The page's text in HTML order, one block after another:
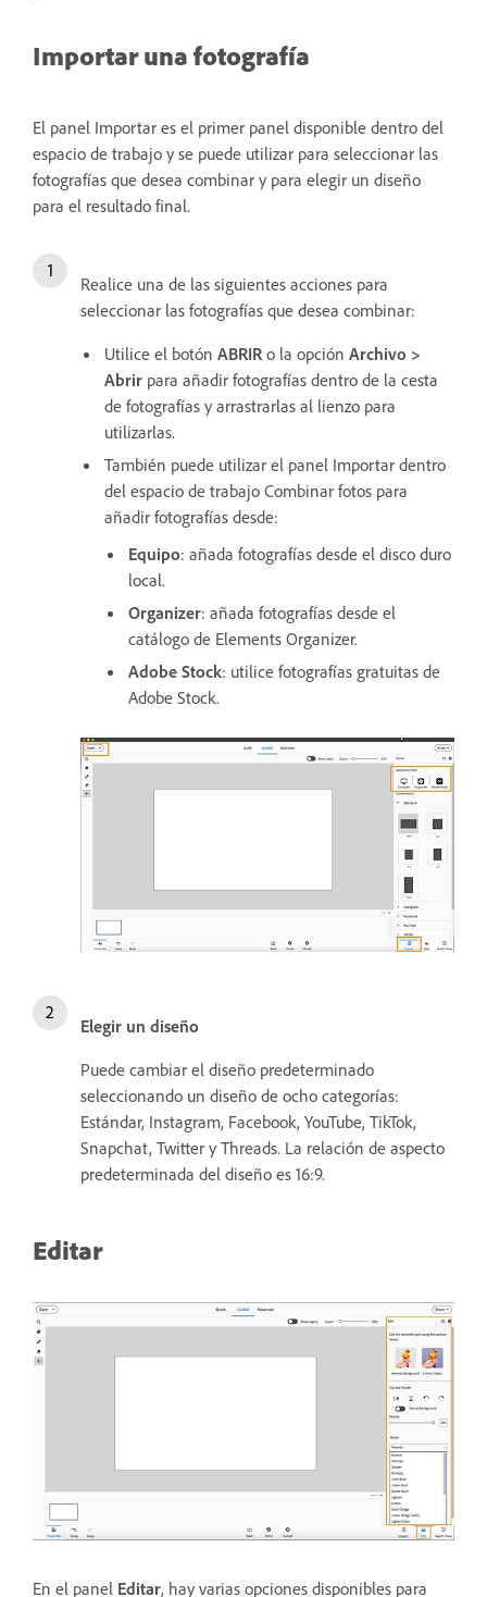
Importar una fotografía
El panel Importar es el primer panel disponible dentro del
espacio de trabajo y se puede utilizar para seleccionar las
fotografías que desea combinar y para elegir un diseño
para el resultado final.
Realice una de las siguientes acciones para
seleccionar las fotografías que desea combinar:
Utilice el botón ABRIR o la opción Archivo >
Abrir para añadir fotografías dentro de la cesta
de fotografías y arrastrarlas al lienzo para
utilizarlas.
También puede utilizar el panel Importar dentro
del espacio de trabajo Combinar fotos para
añadir fotografías desde:
Equipo: añada fotografías desde el disco duro
local.
Organizer: añada fotografías desde el
catálogo de Elements Organizer.
Adobe Stock: utilice fotografías gratuitas de
Adobe Stock.
Elegir un diseño
Puede cambiar el diseño predeterminado
seleccionando un diseño de ocho categorías:
Estándar, Instagram, Facebook, YouTube, TikTok,
Snapchat, Twitter y Threads. La relación de aspecto
predeterminada del diseño es 16:9.
Editar
En el panel Editar, hay varias opciones disponibles para